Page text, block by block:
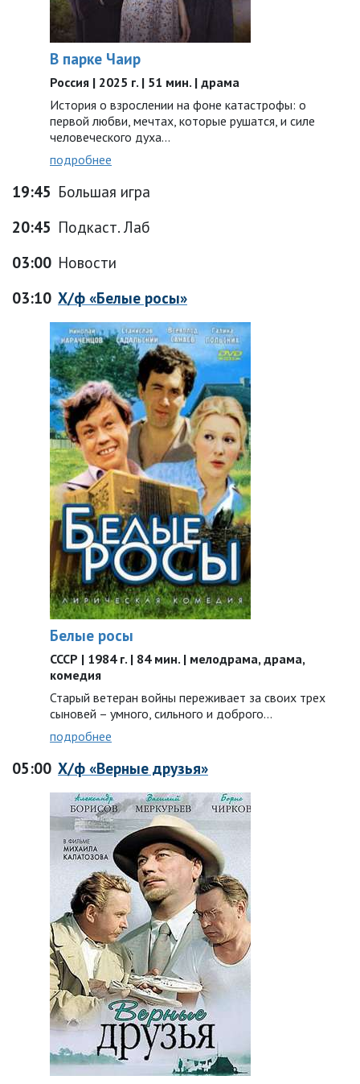
В парке Чаир
Россия | 2025 г. | 51 мин. | драма
История о взрослении на фоне катастрофы: о
первой любви, мечтах, которые рушатся, и силе
человеческого духа…
подробнее
19:45 Большая игра
20:45 Подкаст. Лаб
03:00 Новости
03:10 Х/ф «Белые росы»
Белые росы
СССР | 1984 г. | 84 мин. | мелодрама, драма,
комедия
Старый ветеран войны переживает за своих трех
сыновей – умного, сильного и доброго…
подробнее
05:00 Х/ф «Верные друзья»